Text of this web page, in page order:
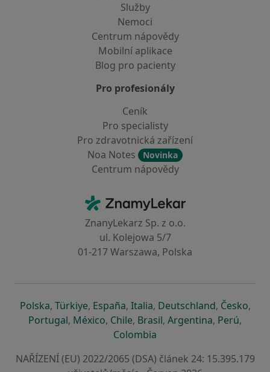
Služby
Nemoci
Centrum nápovědy
Mobilní aplikace
Blog pro pacienty
Pro profesionály
Ceník
Pro specialisty
Pro zdravotnická zařízení
Noa Notes
Novinka
Centrum nápovědy
ZnamyLekar - Hlavní stránka
ZnanyLekarz Sp. z o.o.
ul. Kolejowa 5/7
01-217 Warszawa, Polska
Polskase otevře v nové záložce
, Türkiyese otevře v nové záložce
, Españase otevře v nové záložce
, Italiase otevře v nové záložce
, Deutschlandse otevře v
, Českose
,
Portugalse otevře v nové záložce
, Méxicose otevře v nové záložce
, Chilese otevře v nové záložce
, Brasilse otevře v nové
, Argentinase otevře v
, Perúse
,
Colombia
NAŘÍZENÍ (EU) 2022/2065 (DSA) článek 24: 15.395.179